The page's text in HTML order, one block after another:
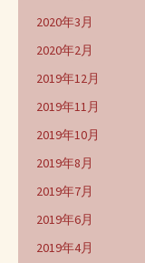
2020年3月
2020年2月
2019年12月
2019年11月
2019年10月
2019年8月
2019年7月
2019年6月
2019年4月